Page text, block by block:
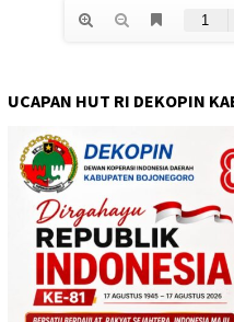
UCAPAN HUT RI DEKOPIN